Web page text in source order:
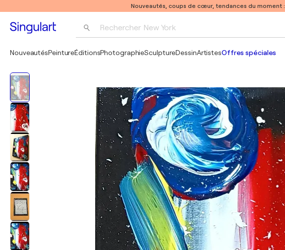
Nouveautés, coups de cœur, tendances du moment :
Rechercher New York
Pablo Picasso
NouveautésPeintureÉditionsPhotographieSculptureDessinArtistesOffres spéciales